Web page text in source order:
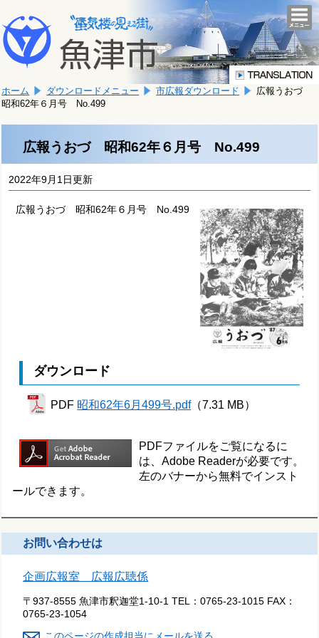
文
へ
移
ま
す。
こ
か
文
で
す。
ホーム ダウンロードメニュー 市広報ダウンロード
広報うおづ
昭和62年６月号 No.499
広報うおづ 昭和62年６月号 No.499
2022年9月1日更新
広報うおづ 昭和62年６月号 No.499
ダウンロード
PDF 昭和62年6月499号.pdf（7.31 MB）
PDFファイルをご覧になるに
は、Adobe Readerが必要です。
左のバナーから無料でインスト
ールできます。
お問い合わせは
企画広報室 広報広聴係
〒937-8555 魚津市釈迦堂1-10-1 TEL：0765-23-1015 FAX：
0765-23-1054